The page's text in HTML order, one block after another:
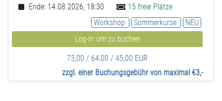
Ende: 14.08.2026, 18:30
15 freie Plätze
Workshop
Sommerkurse
NEU
Log-In um zu buchen
73,00 / 64,00 / 45,00 EUR
zzgl. einer Buchungsgebühr von maximal €3,-